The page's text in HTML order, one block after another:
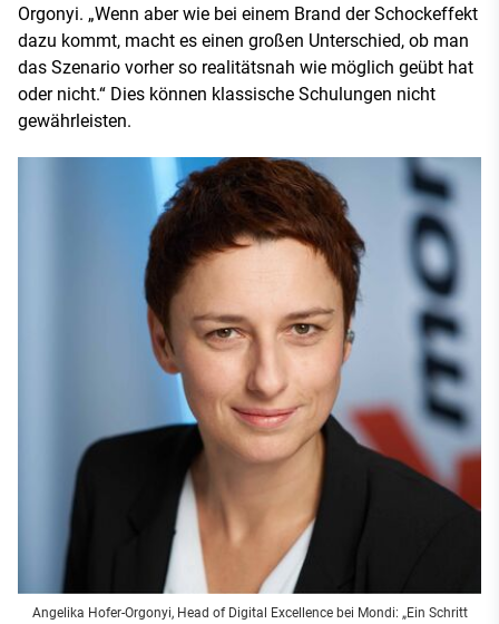
Orgonyi. „Wenn aber wie bei einem Brand der Schockeffekt
dazu kommt, macht es einen großen Unterschied, ob man
das Szenario vorher so realitätsnah wie möglich geübt hat
oder nicht.“ Dies können klassische Schulungen nicht
gewährleisten.
Angelika Hofer-Orgonyi, Head of Digital Excellence bei Mondi: „Ein Schritt